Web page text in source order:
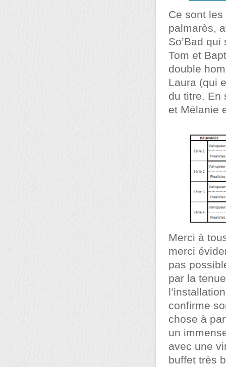
Ce sont
palmarès,
So’Bad
Tom et
double
Laura (qui
du titre. En
et Mélanie
Merci à
merci
pas
par la
confirme
chose à
un
avec une
buffet très